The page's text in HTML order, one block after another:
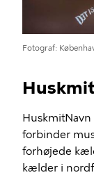
Fotograf
forbinder
forhøjede
kælder i